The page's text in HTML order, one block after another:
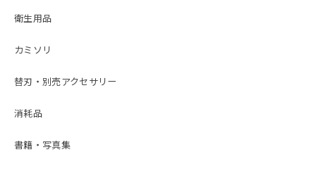
衛生用品
カミソリ
替刃・別売アクセサリー
消耗品
書籍・写真集